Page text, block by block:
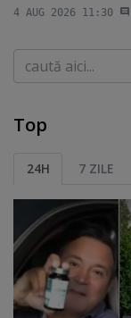
4 AUG 2026 11:30
Caută
Top
24H 7 ZILE